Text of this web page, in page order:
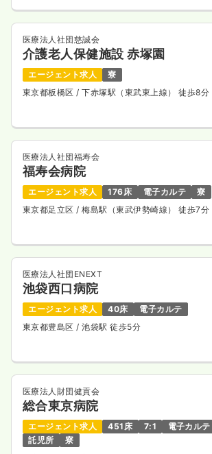
医療法人社団慈誠会
介護老人保健施設 赤塚園
エージェント求人
寮
東京都板橋区/ 下赤塚駅（東武東上線） 徒歩8分
医療法人社団福寿会
福寿会病院
エージェント求人 176床 電子カルテ
寮
東京都足立区/ 梅島駅（東武伊勢崎線） 徒歩7分
医療法人社団ENEXT
池袋西口病院
エージェント求人 40床
電子カルテ
東京都豊島区/ 池袋駅 徒歩5分
医療法人財団健貢会
総合東京病院
エージェント求人 451床 7:1
電子カルテ
託児所
寮